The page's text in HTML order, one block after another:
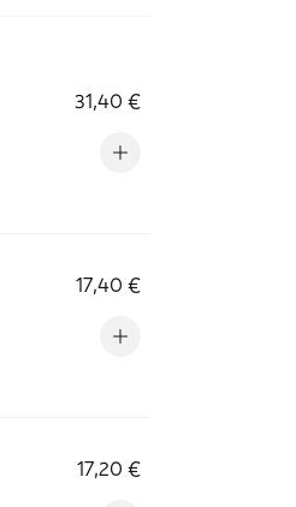
31,40 €
17,40 €
17,20 €